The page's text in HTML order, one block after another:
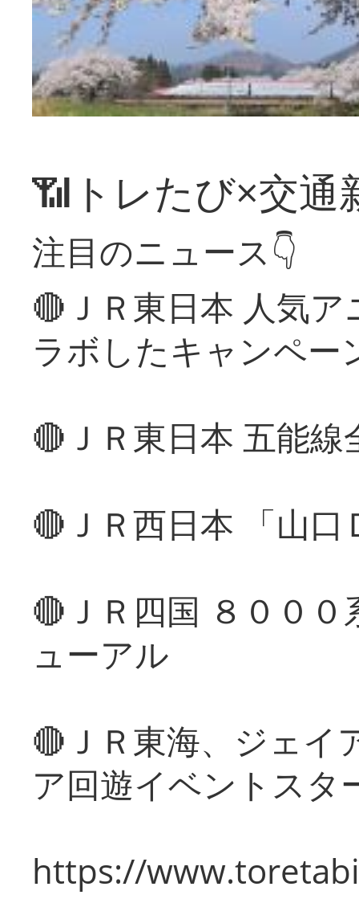
📶トレたび×交通
注目のニュース👇
🔴ＪＲ東日本 人気
ラボしたキャンペー
🔴ＪＲ東日本 五能
🔴ＪＲ西日本 「山
🔴ＪＲ四国 ８００
ューアル
🔴ＪＲ東海、ジェイ
ア回遊イベントスタ
https://